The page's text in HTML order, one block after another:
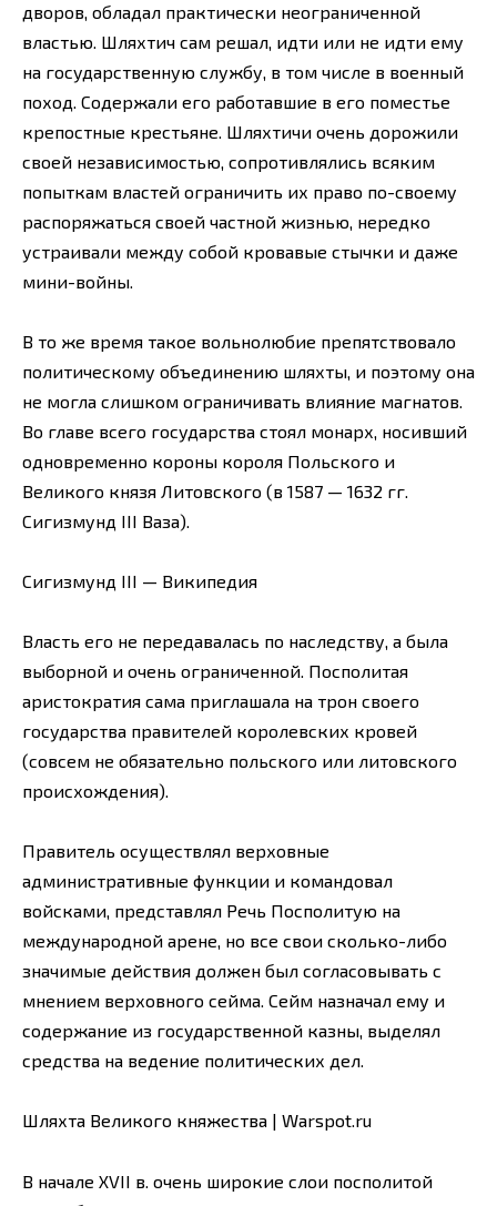
дворов, обладал практически неограниченной
властью. Шляхтич сам решал, идти или не идти ему
на государственную службу, в том числе в военный
поход. Содержали его работавшие в его поместье
крепостные крестьяне. Шляхтичи очень дорожили
своей независимостью, сопротивлялись всяким
попыткам властей ограничить их право по-своему
распоряжаться своей частной жизнью, нередко
устраивали между собой кровавые стычки и даже
мини-войны.
В то же время такое вольнолюбие препятствовало
политическому объединению шляхты, и поэтому она
не могла слишком ограничивать влияние магнатов.
Во главе всего государства стоял монарх, носивший
одновременно короны короля Польского и
Великого князя Литовского (в 1587 — 1632 гг.
Сигизмунд III Ваза).
Сигизмунд III — Википедия
Власть его не передавалась по наследству, а была
выборной и очень ограниченной. Посполитая
аристократия сама приглашала на трон своего
государства правителей королевских кровей
(совсем не обязательно польского или литовского
происхождения).
Правитель осуществлял верховные
административные функции и командовал
войсками, представлял Речь Посполитую на
международной арене, но все свои сколько-либо
значимые действия должен был согласовывать с
мнением верховного сейма. Сейм назначал ему и
содержание из государственной казны, выделял
средства на ведение политических дел.
Шляхта Великого княжества | Warspot.ru
В начале XVII в. очень широкие слои посполитой